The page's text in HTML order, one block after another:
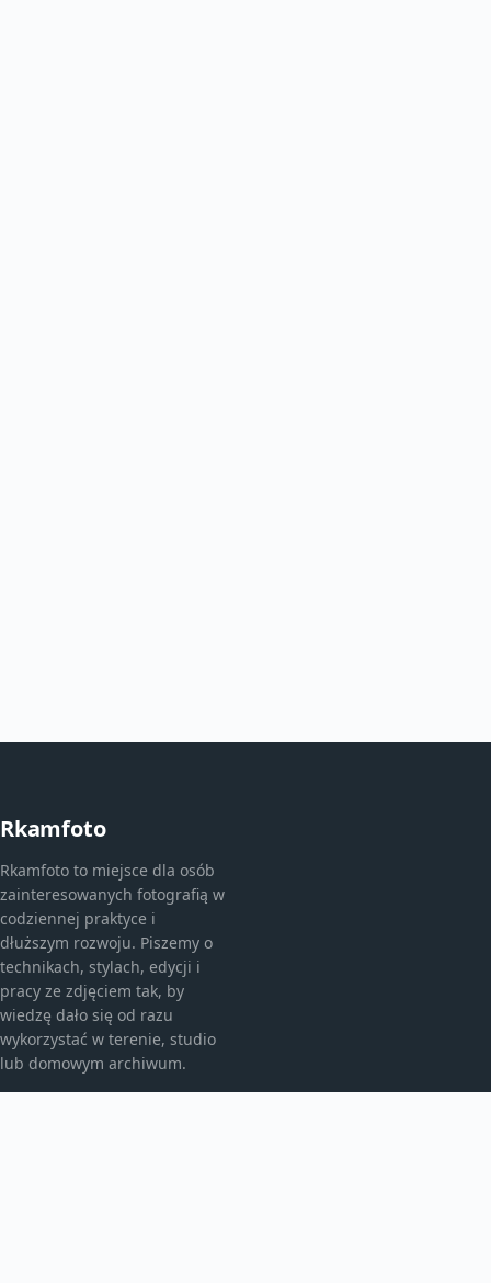
Rkamfoto
Rkamfoto to miejsce dla osób
zainteresowanych fotografią w
codziennej praktyce i
dłuższym rozwoju. Piszemy o
technikach, stylach, edycji i
pracy ze zdjęciem tak, by
wiedzę dało się od razu
wykorzystać w terenie, studio
lub domowym archiwum.